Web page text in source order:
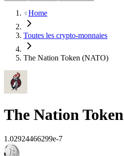
Home
Toutes les crypto-monnaies
The Nation Token (NATO)
The Nation Token
1.02924466299e-7